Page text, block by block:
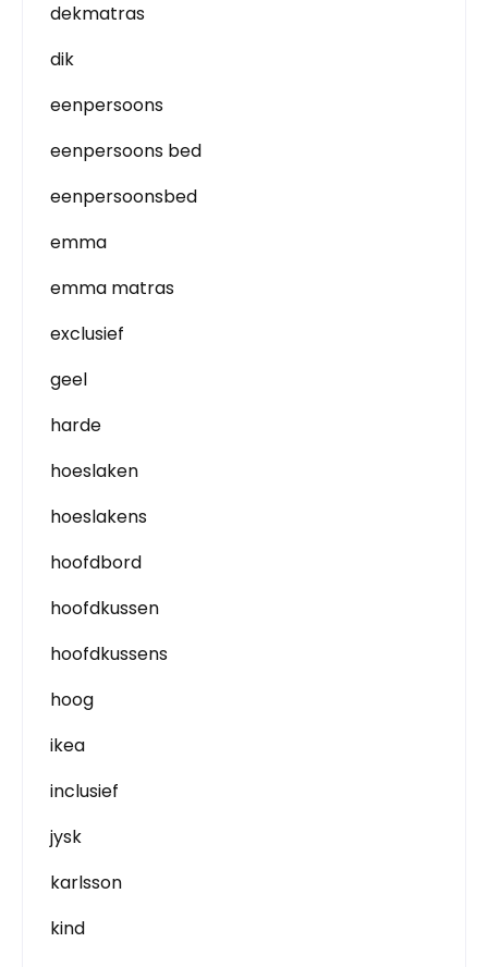
dekmatras
dik
eenpersoons
eenpersoons bed
eenpersoonsbed
emma
emma matras
exclusief
geel
harde
hoeslaken
hoeslakens
hoofdbord
hoofdkussen
hoofdkussens
hoog
ikea
inclusief
jysk
karlsson
kind